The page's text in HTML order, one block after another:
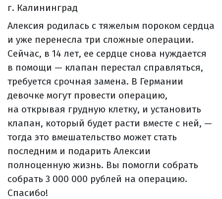
г. Калининград
Алексия родилась с тяжелым пороком сердца
и уже перенесла три сложные операции.
Сейчас, в 14 лет, ее сердце снова нуждается
в помощи — клапан перестал справляться,
требуется срочная замена. В Германии
девочке могут провести операцию,
на открывая грудную клетку, и установить
клапан, который будет расти вместе с ней, —
тогда это вмешательство может стать
последним и подарить Алексии
полноценную жизнь. Вы помогли собрать
собрать 3 000 000 рублей на операцию.
Спасибо!